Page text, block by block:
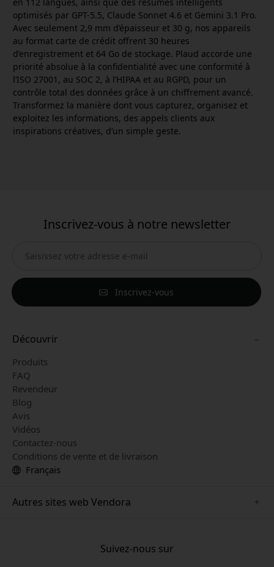
optimisés par GPT-5.5, Claude Sonnet 4.6 et Gemini 3.1 Pro.
Avec seulement 2,9 mm d’épaisseur et 30 g, nos appareils
au format carte de crédit offrent 30 heures
d’enregistrement et 64 Go de stockage. Plaud accorde une
priorité absolue à la confidentialité avec une conformité à
l’ISO 27001, au SOC 2, à l’HIPAA et au RGPD, pour un
contrôle total des données grâce à un chiffrement avancé.
Transformez la manière dont vous capturez, organisez et
exploitez les informations, des appels clients aux
inspirations créatives, d’un simple geste.
Inscrivez-vous à notre newsletter
Inscrivez-vous
Découvrir
Produits
FAQ
Revendeur
Blog
Avis
Vidéos
Contactez-nous
Conditions de vente et de livraison
Français
Autres sites web Vendora
Suivez-nous sur